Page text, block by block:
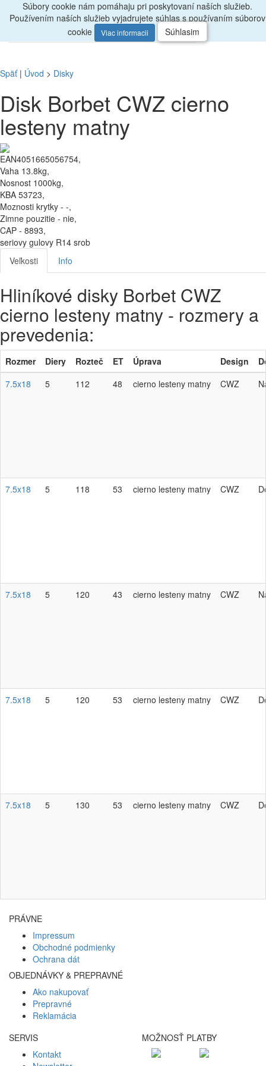
Radiporadíme, zavolajte047/4397722
Menu
0
Späť| Úvod > Disky
Disk Borbet CWZ cierno
lesteny matny
EAN4051665056754,
Vaha 13.8kg,
Nosnost 1000kg,
KBA 53723,
Moznosti krytky - -,
Zimne pouzitie - nie,
CAP - 8893,
seriovy gulovy R14 srob
Veľkosti
Info
Hliníkové disky Borbet CWZ
cierno lesteny matny - rozmery a
prevedenia:
Rozmer Diery Rozteč ET Úprava Design
7.5x18
5 112 48 cierno lesteny matny CWZ
7.5x18 5 118 53 cierno lesteny matny CWZ
7.5x18 5 120 43 cierno lesteny matny CWZ
7.5x18 5 120 53 cierno lesteny matny CWZ
7.5x18 5 130 53 cierno lesteny matny CWZ
PRÁVNE
Impressum
Obchodné podmienky
Ochrana dát
OBJEDNÁVKY & PREPRAVNÉ
Ako nakupovať
Prepravné
Reklamácia
SERVIS
Kontakt
MOŽNOSŤ PLATBY
Súbory cookie nám pomáhaju pri poskytovaní naších služieb.
Používením naších služieb vyjadrujete súhlas s používaním súborov
cookie
Viac informacii Súhlasim